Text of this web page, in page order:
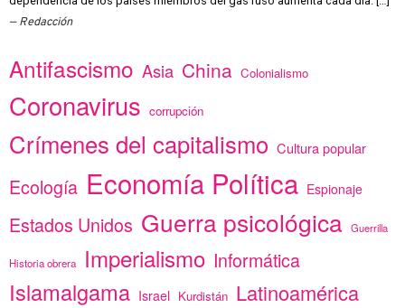
Redacción
Antifascismo Asia China Colonialismo
Coronavirus corrupción
Crímenes del capitalismo Cultura popular
Ecología Economía Política Espionaje
Estados Unidos Guerra psicológica Guerrilla
Historia obrera Imperialismo Informática
Islamalgama Israel Kurdistán Latinoamérica